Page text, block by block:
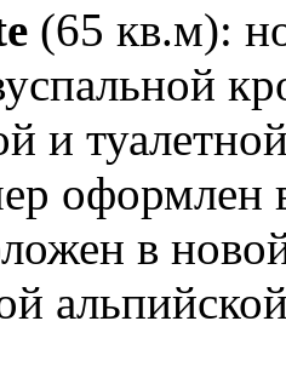
(65 кв.м):
и
оформлен
в